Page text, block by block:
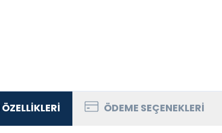
ÖDEME SEÇENEKLERI